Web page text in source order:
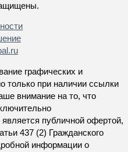
графических и
только при наличии ссылки
внимание на то, что
публичной офертой,
437 (2) Гражданского
информации о